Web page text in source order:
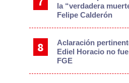
la “verdadera
Felipe Calderón
Aclaración
Ediel Horacio no
FGE